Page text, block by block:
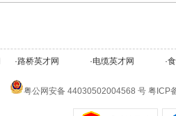
·路桥英才网 ·电缆英才网 ·
粤公网安备 44030502004568 号 粤ICP